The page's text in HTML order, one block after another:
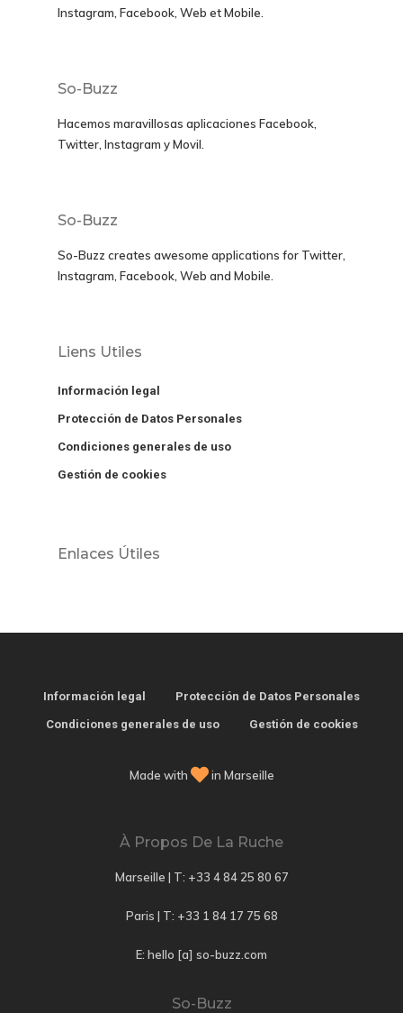
Instagram, Facebook, Web et Mobile.
So-Buzz
Hacemos maravillosas aplicaciones Facebook,
Twitter, Instagram y Movil
So-Buzz
So-Buzz creates awesome applications for Twitter,
Instagram, Facebook, Web and Mobile.
Liens Utiles
Información legal
Protección de Datos Personales
Condiciones generales de uso
Gestión de cookies
Enlaces Útiles
Información legal Protección de Datos Personales
Condiciones generales de uso Gestión de cookies
Made with in Marseille
À Propos De La Ruche
Marseille | T: +33 4 84 25 80 67
Paris | T: +33 1 84 17 75 68
E: hello [a] so-buzz.com
So-Buzz